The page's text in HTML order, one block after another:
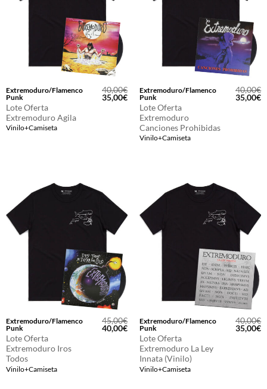
Extremoduro/Flamenco
Punk
Lote Oferta
Extremoduro Agila
Vinilo+Camiseta
40,00€
El
precio
35,00€El
precio
actual
35,00€.
Extremoduro/Flamenco
Punk
Lote Oferta
Extremoduro
Canciones Prohibidas
Vinilo+Camiseta
40,00€
El
precio
35,00€
Extremoduro/Flamenco
Punk
Lote Oferta
Extremoduro Iros
Todos
Vinilo+Camiseta
45,00€
El
precio
40,00€El
precio
actual
40,00€.
Extremoduro/Flamenco
Punk
Lote Oferta
Extremoduro La Ley
Innata (Vinilo)
Vinilo+Camiseta
40,00€
El
precio
35,00€